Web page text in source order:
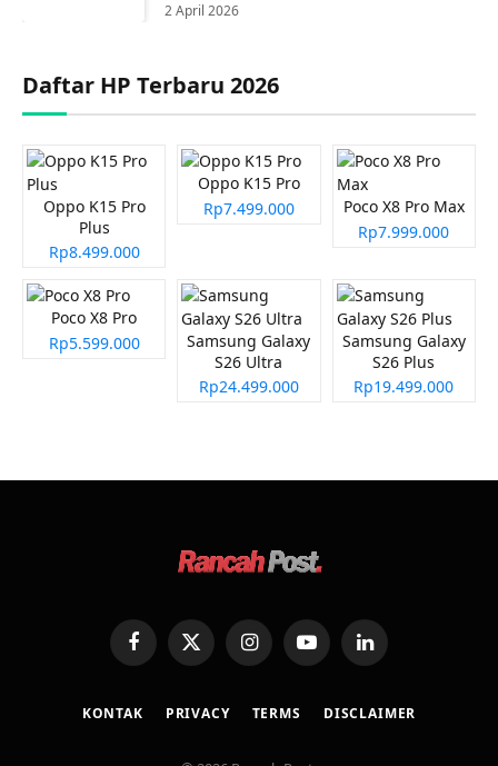
2 April 2026
Daftar HP Terbaru 2026
Oppo K15 Pro
Plus
Rp8.499.000
Oppo K15 Pro
Rp7.499.000
Poco X8 Pro Max
Rp7.999.000
Poco X8 Pro
Rp5.599.000
Samsung Galaxy
S26 Ultra
Rp24.499.000
Samsung Galaxy
S26 Plus
Rp19.499.000
FacebookX
(Twitter)
InstagramYouTubeLinkedIn
KONTAK PRIVACY TERMS DISCLAIMER